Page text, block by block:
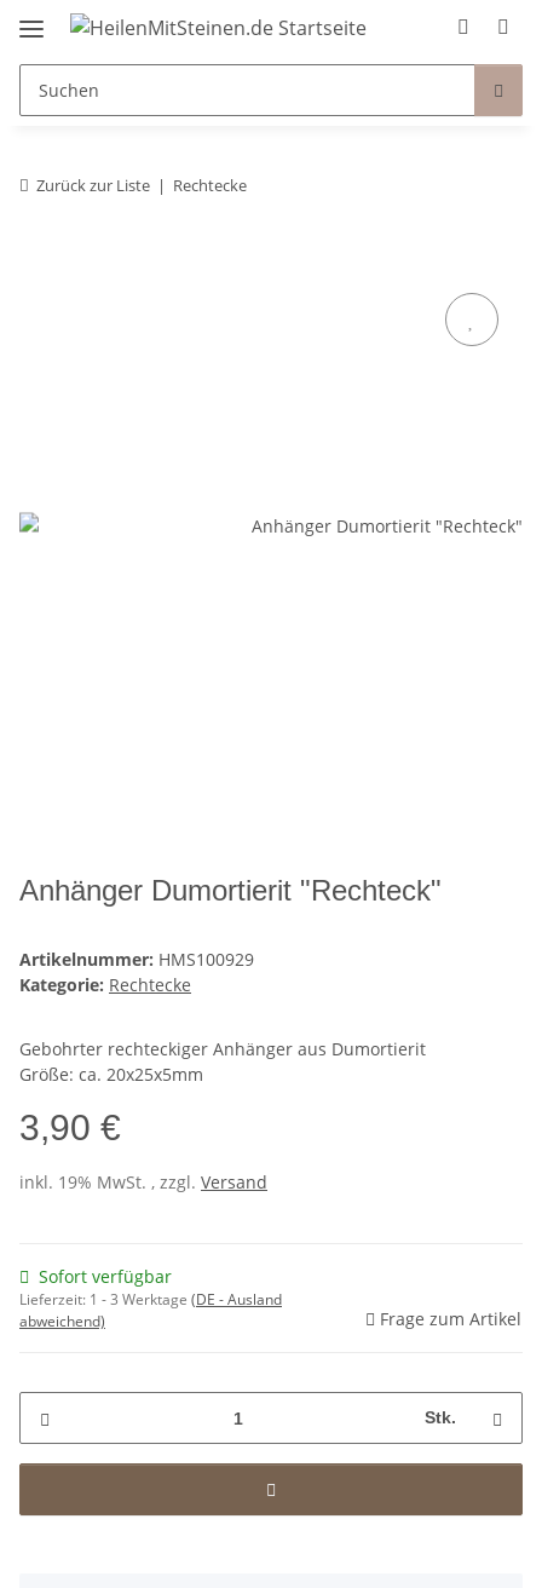
Zurück zur Liste Rechtecke
Anhänger Dumortierit "Rechteck"
Artikelnummer: HMS100929
Kategorie: Rechtecke
Gebohrter rechteckiger Anhänger aus Dumortierit
Größe: ca. 20x25x5mm
3,90 €
inkl. 19% MwSt. , zzgl. Versand
Sofort verfügbar
Lieferzeit: 1 - 3 Werktage (DE - Ausland
abweichend)
Frage zum Artikel
Stk.